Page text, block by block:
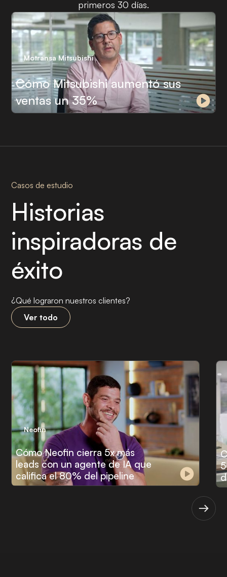
primeros 30 días.
Motransa Mitsubishi
Cómo Mitsubishi aumentó sus
ventas un 35%
Casos de estudio
Historias
inspiradoras de
éxito
¿Qué lograron nuestros clientes?
Ver todo
Neofin
Cómo Neofin cierra 5x más
leads con un agente de IA que
califica el 80% del pipeline